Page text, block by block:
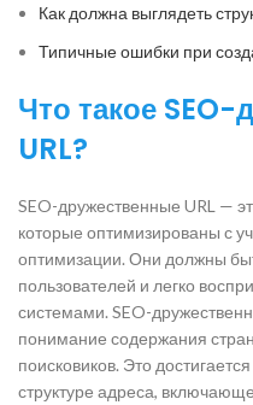
Как должна выглядеть
Типичные ошибки при
Что такое
URL?
SEO-дружественные URL —
которые оптимизированы с
оптимизации. Они должны
пользователей и легко
системами. SEO-
понимание содержания
поисковиков. Это
структуре адреса,